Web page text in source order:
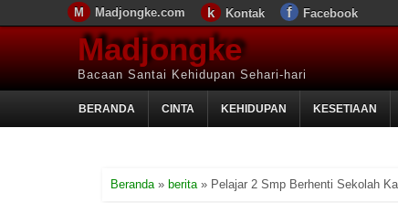
Madjongke.com Kontak Facebook
Madjongke
Bacaan Santai Kehidupan Sehari-hari
BERANDA CINTA KEHIDUPAN KESETIAAN
Beranda» berita» Pelajar 2 Smp Berhenti Sekolah